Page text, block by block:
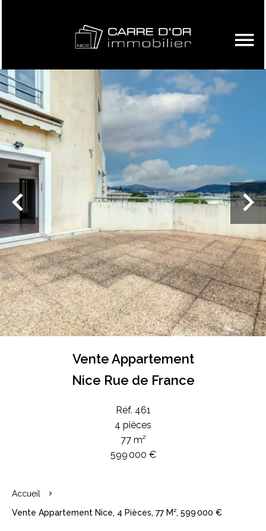
Vente Appartement
Nice Rue de France
Réf. 461
4 pièces
77 m²
599 000 €
Accueil
Vente Appartement Nice, 4 Pièces, 77 M², 599 000 €